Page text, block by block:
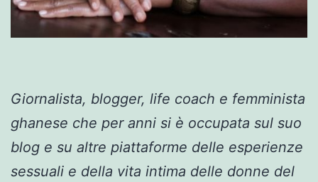
Giornalista, blogger, life coach e femminista
ghanese che per anni si è occupata sul suo
blog e su altre piattaforme delle esperienze
sessuali e della vita intima delle donne del